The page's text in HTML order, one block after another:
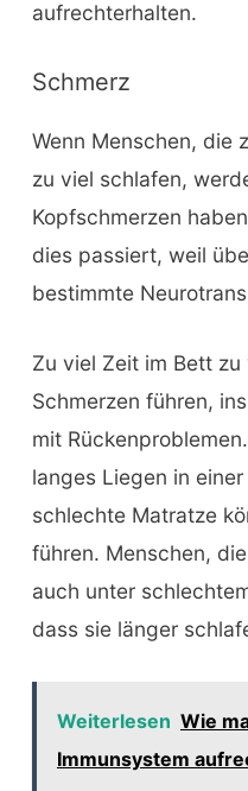
aufrechterhalten.
Schmerz
Wenn Menschen, die
zu viel schlafen,
Kopfschmerzen
dies passiert, weil
bestimmte
Zu viel Zeit im Bett
Schmerzen führen,
mit
langes Liegen in
schlechte Matratze
führen. Menschen,
auch unter
dass sie länger
Weiterlesen Wie
Immunsystem